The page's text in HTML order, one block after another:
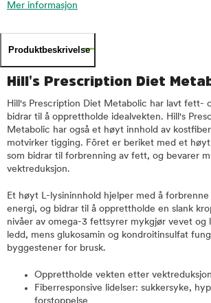
Mer informasjon
Produktbeskrivelse
Hill's Prescription Diet
Hill's Prescription Diet Metabolic har lavt fett-
bidrar til å opprettholde idealvekten. Hill's
Metabolic har også et høyt innhold av
motvirker tigging. Fôret er beriket med et høyt
som bidrar til forbrenning av fett, og bevarer
vektreduksjon.
Et høyt L-lysininnhold hjelper med å
energi, og bidrar til å opprettholde en slank
nivåer av omega-3 fettsyrer mykgjør vevet og
ledd, mens glukosamin og kondroitinsulfat
byggestener for brusk.
Opprettholde vekten etter vektreduksjon
Fiberresponsive lidelser: sukkersyke,